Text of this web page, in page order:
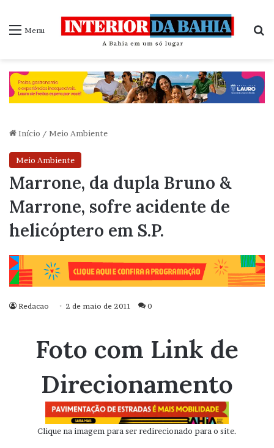
Menu
Início / Meio Ambiente
Meio Ambiente
Marrone, da dupla Bruno &
Marrone, sofre acidente de
helicóptero em S.P.
Redacao 2 de maio de 2011 0
Foto com Link de
Direcionamento
Clique na imagem para ser redirecionado para o site.